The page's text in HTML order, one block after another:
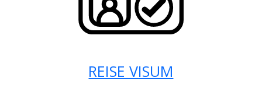
REISE VISUM